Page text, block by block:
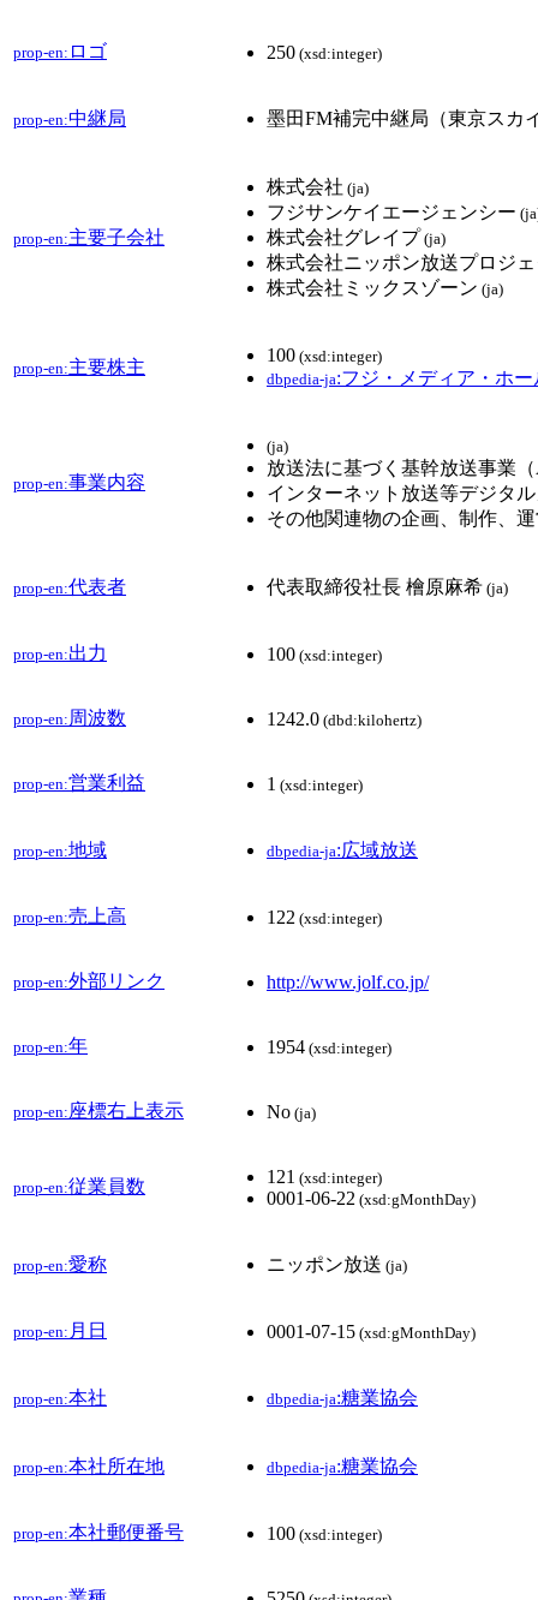
prop-en: ロゴ 250 (xsd:integer)
prop-en:中継局 墨田FM補完中継局（東京スカ
prop-en:主要子会社
株式会社 (ja)
フジサンケイエージェンシー
株式会社グレイプ (ja)
株式会社ニッポン放送プロジ
株式会社ミックスゾーン (ja)
prop-en:主要株主
100 (xsd:integer)
dbpedia-ja:フジ・メディア・ホ
prop-en:事業内容
(ja)
放送法に基づく基幹放送事業
インターネット放送等デジタ
その他関連物の企画、制作、
prop-en:代表者 代表取締役社長 檜原麻希 (ja)
prop-en:出力 100 (xsd:integer)
prop-en: 周波数 1242.0 (dbd:kilohertz)
prop-en:営業利益 1 (xsd:integer)
prop-en:地域 dbpedia-ja:広域放送
prop-en:売上高 122 (xsd:integer)
prop-en:外部リンク http://www.jolf.co.jp/
prop-en:年 1954 (xsd:integer)
prop-en: 座標右上表示 No (ja)
prop-en:従業員数 121 (xsd:integer)
0001-06-22 (xsd:gMonthDay)
prop-en:愛称 ニッポン放送 (ja)
prop-en: 月日 0001-07-15 (xsd:gMonthDay)
prop-en:本社 dbpedia-ja:糖業協会
prop-en:本社所在地 dbpedia-ja:糖業協会
prop-en:本社郵便番号 100 (xsd:integer)